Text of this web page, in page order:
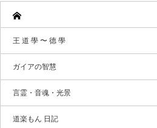
王 道 學 〜 德 學
ガイアの智慧
言霊・音魂・光景
道楽もん 日記